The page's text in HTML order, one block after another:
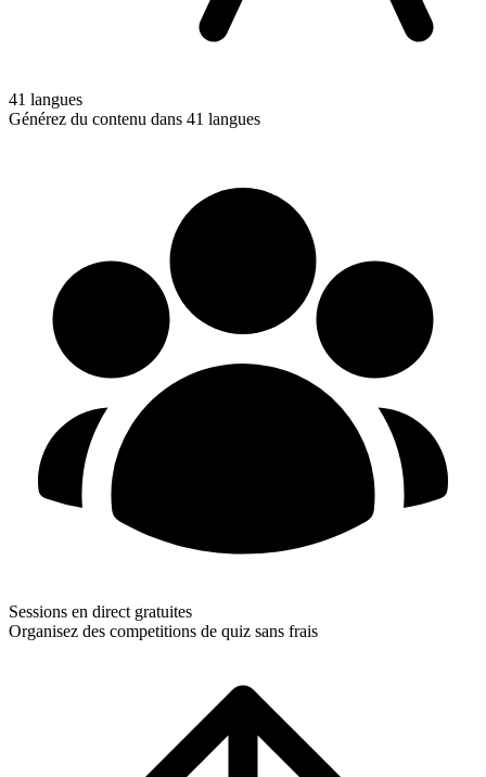
41 langues
Générez du contenu dans 41 langues
Sessions en direct gratuites
Organisez des competitions de quiz sans frais